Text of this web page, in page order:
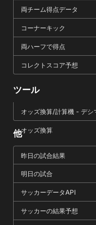
両チーム得点データ
コーナーキック
両ハーフで得点
コレクトスコア予想
ツール
オッズ換算/計算機 - デシ
オッズ換算
他
昨日の試合結果
明日の試合
サッカーデータAPI
サッカーの結果予想